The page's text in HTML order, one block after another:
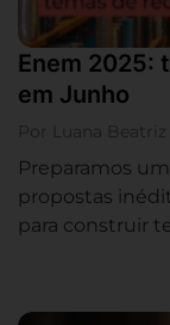
Enem 2025:
em Junho
Por Luana
Preparamos
propostas
para construir